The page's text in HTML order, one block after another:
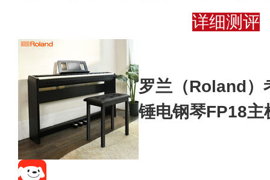
详细测评
罗兰（Roland）
锤电钢琴FP18主